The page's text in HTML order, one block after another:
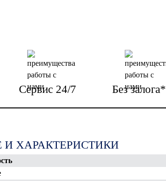
Сервис 24/7 Без залога*
ХАРАКТЕРИСТИКИ